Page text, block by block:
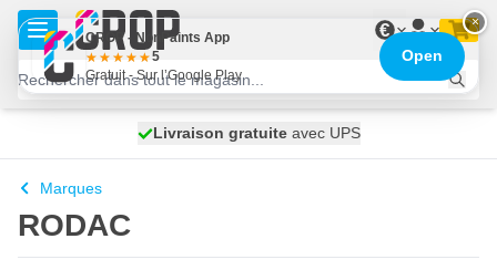
Aller au contenu
€
expédié aujourd'hui
Livraison gratuiteavec UPS
100 jours
Marques
RODAC
×
CROP - NonPaints App
5
Gratuit - Sur l’Google Play
Open